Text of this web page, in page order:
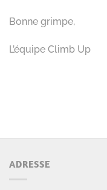
Bonne grimpe,
L’équipe Climb Up
ADRESSE